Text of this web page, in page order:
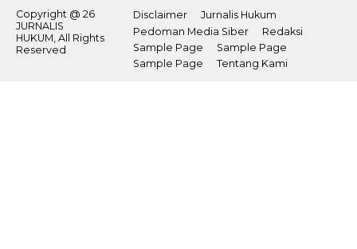
Copyright @ 26
JURNALIS
HUKUM, All Rights
Reserved
Disclaimer
Jurnalis Hukum
Pedoman Media Siber
Redaksi
Sample Page
Sample Page
Sample Page
Tentang Kami